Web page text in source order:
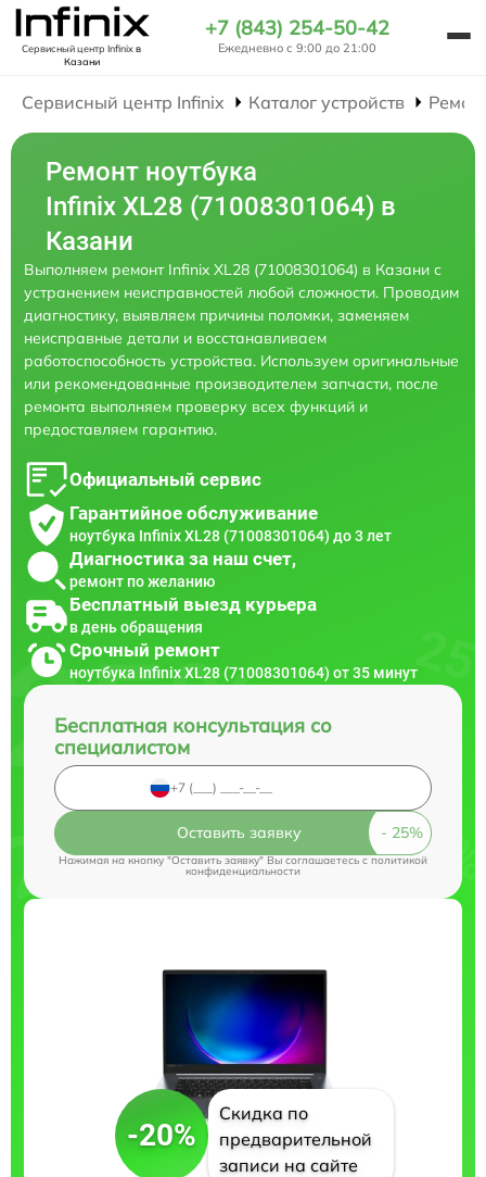
Сервисный центр Infinixв
Казани
+7 (843) 254-50-42
Ежедневно с 9:00 до 21:00
Сервисный центр Infinix Каталог устройств
Ремонт ноутбука
Infinix XL28 (71008301064) в
Казани
Выполняем ремонт Infinix XL28 (71008301064) в Казани с
устранением неисправностей любой сложности. Проводим
диагностику, выявляем причины поломки, заменяем
неисправные детали и восстанавливаем
работоспособность устройства. Используем оригинальные
или рекомендованные производителем запчасти, после
ремонта выполняем проверку всех функций и
предоставляем гарантию.
Официальный сервис
Гарантийное обслуживание
ноутбука Infinix XL28 (71008301064) до 3 лет
Диагностика за наш счет,
ремонт по желанию
Бесплатный выезд курьера
в день обращения
Срочный ремонт
ноутбука Infinix XL28 (71008301064) от 35 минут
Бесплатная консультация со
специалистом
Оставить заявку
Нажимая на кнопку "Оставить заявку" Вы соглашаетесь cполитикой
конфиденциальности
-20%
Скидка по
предварительной
записи на сайте